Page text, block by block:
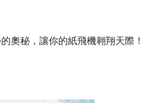
奧秘，讓你的紙飛機翱翔天際！